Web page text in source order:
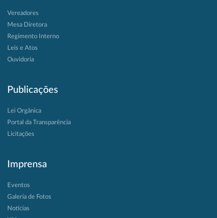
Vereadores
Mesa Diretora
Regimento Interno
Leis e Atos
Ouvidoria
Publicações
Lei Orgânica
Portal da Transparência
Licitações
Imprensa
Eventos
Galeria de Fotos
Notícias